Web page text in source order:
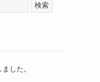
した。